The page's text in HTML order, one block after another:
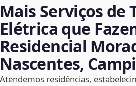
Mais Serviços de
Elétrica que
Residencial
Nascentes,
Atendemos residências,